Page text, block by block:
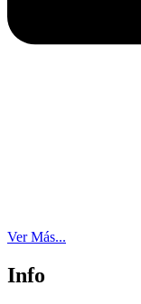
Ver Más...
Info